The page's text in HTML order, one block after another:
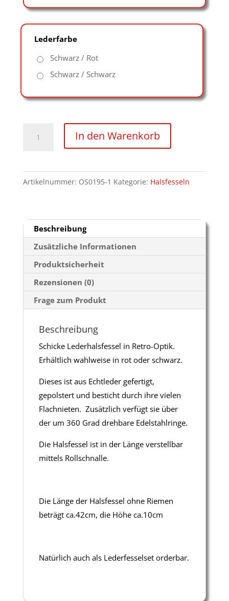
Lederfarbe
Schwarz / Rot
Schwarz / Schwarz
Leder
Menge
In den Warenkorb
Artikelnummer: OS0195-1 Kategorie: Halsfesseln
Beschreibung
Zusätzliche Informationen
Produktsicherheit
Rezensionen (0)
Frage zum Produkt
Beschreibung
Schicke Lederhalsfessel in Retro-Optik.
Erhältlich wahlweise in rot oder schwarz.
Dieses ist aus Echtleder gefertigt,
gepolstert und besticht durch ihre vielen
Flachnieten. Zusätzlich verfügt sie über
der um 360 Grad drehbare Edelstahlringe.
Die Halsfessel ist in der Länge verstellbar
mittels Rollschnalle.
Die Länge der Halsfessel ohne Riemen
beträgt ca.42cm, die Höhe ca.10cm
Natürlich auch als Lederfesselset orderbar.